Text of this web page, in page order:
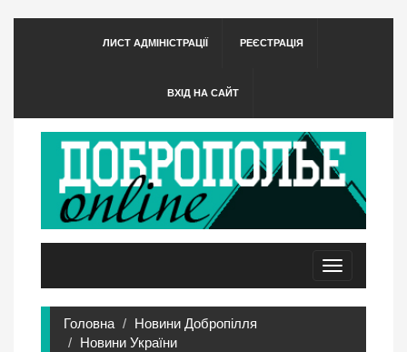
ЛИСТ АДМІНІСТРАЦІЇ РЕЄСТРАЦІЯ
ВХІД НА САЙТ
Toggle
navigation
Головна
Новини Добропілля
Новини України